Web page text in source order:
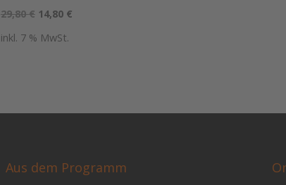
29,80€ Ursprünglicher
war:
14,80 €Aktueller
inkl. 7 % MwSt.
Aus dem Programm